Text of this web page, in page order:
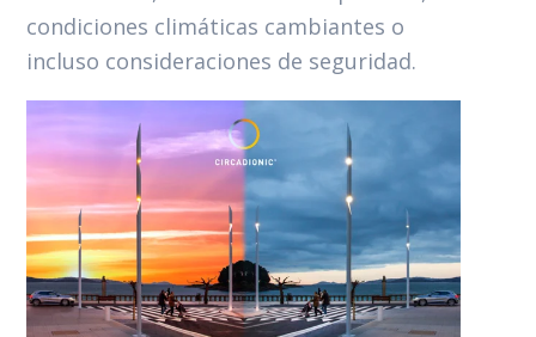
condiciones climáticas cambiantes o
incluso consideraciones de seguridad.